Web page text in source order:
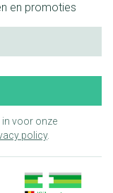
en promoties
in voor onze
policy.